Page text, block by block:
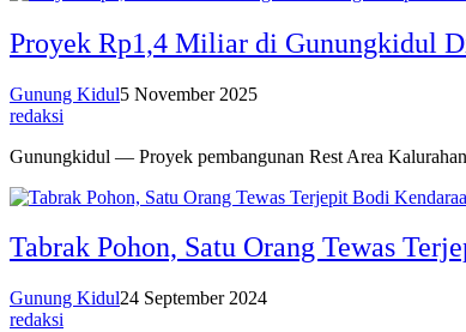
Proyek Rp1,4 Miliar di Gunungkidul
Gunung Kidul5 November 2025
redaksi
Gunungkidul — Proyek pembangunan Rest Area
Tabrak Pohon, Satu Orang Tewas
Gunung Kidul24 September 2024
redaksi